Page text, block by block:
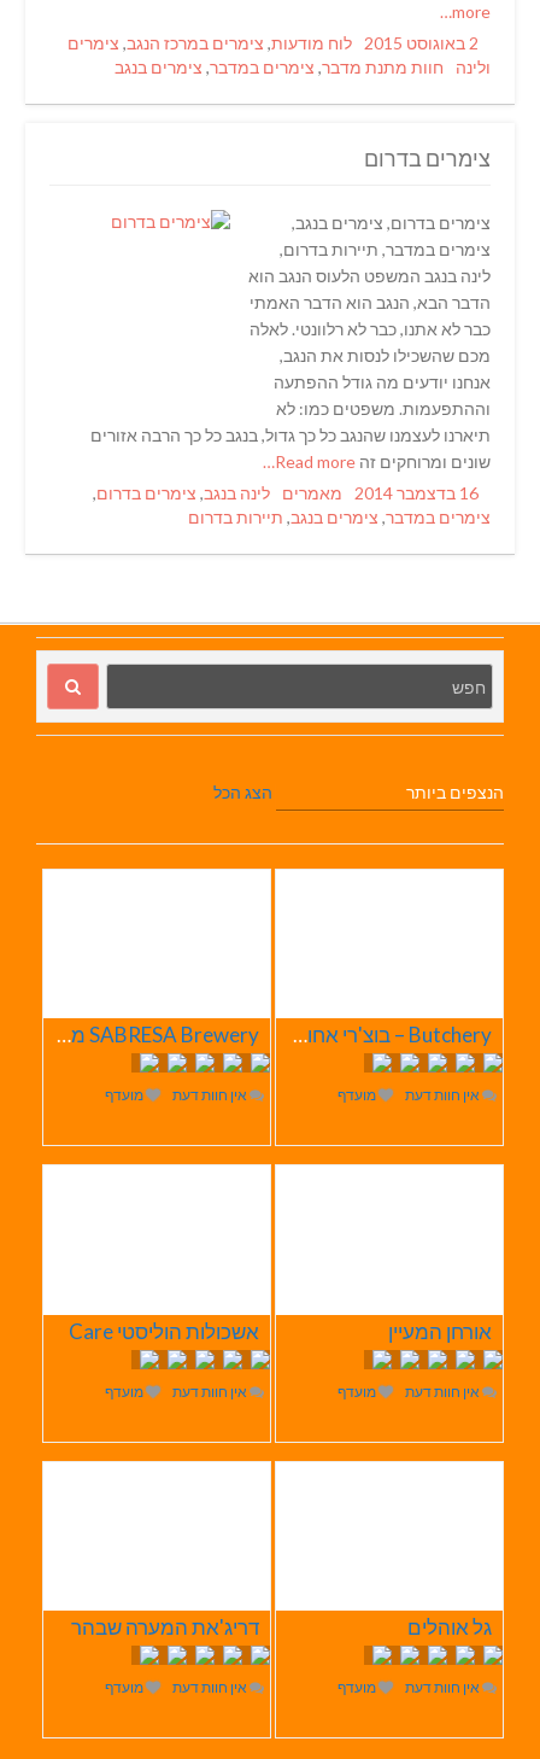
more…
Posted
on
2 באוגוסט 2015 Categories
לוח מודעות, צימרים במרכז הנגב, צימרים
ולינה
Tags
חוות מתנת מדבר, צימרים במדבר, צימרים בנגב
צימרים בדרום
צימרים בדרום, צימרים בנגב,
צימרים במדבר, תיירות בדרום,
לינה בנגב המשפט הלעוס הנגב הוא
הדבר הבא, הנגב הוא הדבר האמתי
כבר לא אתנו, כבר לא רלוונטי. לאלה
מכם שהשכילו לנסות את הנגב,
אנחנו יודעים מה גודל ההפתעה
וההתפעמות. משפטים כמו: לא
תיארנו לעצמנו שהנגב כל כך גדול, בנגב כל כך הרבה אזורים
שונים ומרוחקים זה
Posted
on
16 בדצמבר 2014 Categories
מאמרים Tags
לינה בנגב, צימרים בדרום,
צימרים במדבר, צימרים בנגב, תיירות בדרום
הנצפים ביותר הצג הכל
Butchery – בוצ'רי אחוזת הבשר
אין חוות דעת מועדף
SABRESA Brewery מבשלת שיכר | מבשלת בירה
אין חוות דעת מועדף
אורחן המעיין
אין חוות דעת מועדף
אשכולות הוליסטי Care
אין חוות דעת מועדף
גל אוהלים
אין חוות דעת מועדף
דריג'את המערה שבהר
אין חוות דעת מועדף